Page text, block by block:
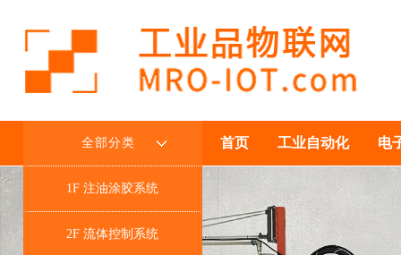
全部分类
1F 注油涂胶系统
2F 流体控制系统
首页 工业自动化 电